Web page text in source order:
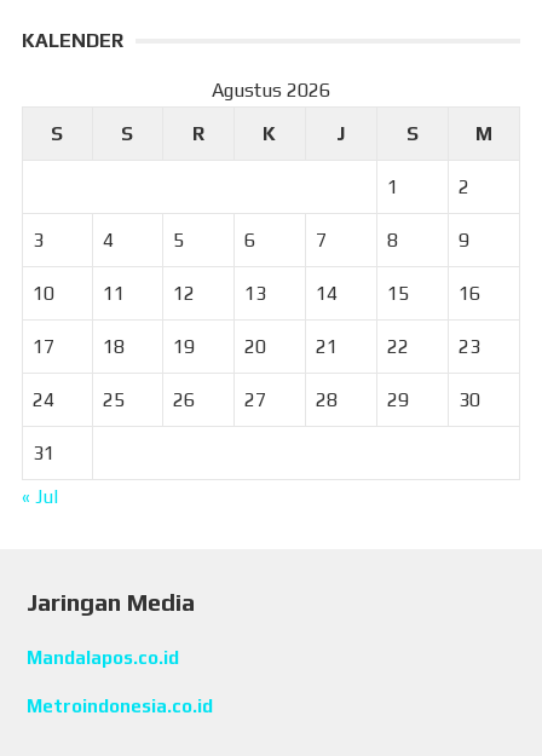
KALENDER
Agustus 2026
S
S R K J S M
1 2
3 4 5 6 7 8 9
10 11 12 13 14 15 16
17 18 19 20 21 22 23
24 25 26 27 28 29 30
31
« Jul
Jaringan Media
Mandalapos.co.id
Metroindonesia.co.id